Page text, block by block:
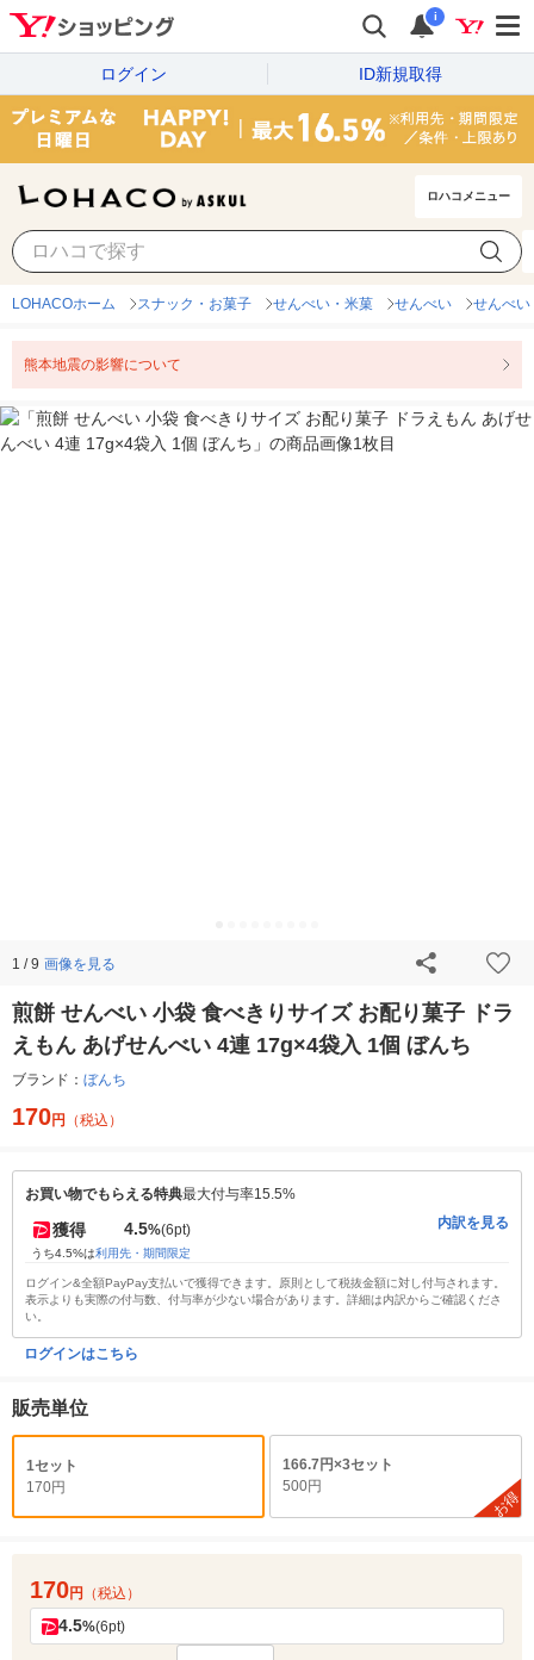
i
ログイン ID新規取得
ロハコメニュー
LOHACOホーム スナック・お菓子 せんべい・米菓 せんべい せんべい
熊本地震の影響について
1 / 9 画像を見る
煎餅 せんべい 小袋 食べきりサイズ お配り菓子 ドラ
えもん あげせんべい 4連 17g×4袋入 1個 ぼんち
ブランド： ぼんち
170円 （税込）
お買い物でもらえる特典最大付与率15.5%
獲得 4.5%(6pt)
うち4.5%は利用先・期間限定
内訳を見る
ログイン&全額PayPay支払いで獲得できます。原則として税抜金額に対し付与されます。
表示よりも実際の付与数、付与率が少ない場合があります。詳細は内訳からご確認くださ
い。
ログインはこちら
販売単位
1セット
170円
166.7円×3セット
500円
お得
170円 （税込）
4.5%(6pt)